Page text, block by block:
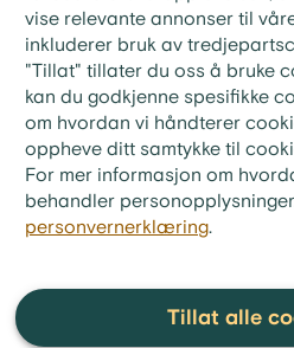
vise relevante annonser til
inkluderer bruk av
"Tillat" tillater du oss å bruke
kan du godkjenne spesifikke
om hvordan vi håndterer
oppheve ditt samtykke til
For mer informasjon om
behandler
personvernerklæring.
Tillat alle
stedet å betale neste
gode + ditt lånenummer» i
KID-nummer.